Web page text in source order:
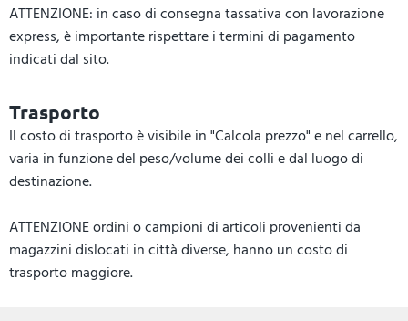
ATTENZIONE: in caso di consegna tassativa con lavorazione
express, è importante rispettare i termini di pagamento
indicati dal sito.
Trasporto
Il costo di trasporto è visibile in "Calcola prezzo" e nel carrello,
varia in funzione del peso/volume dei colli e dal luogo di
destinazione.
ATTENZIONE ordini o campioni di articoli provenienti da
magazzini dislocati in città diverse, hanno un costo di
trasporto maggiore.